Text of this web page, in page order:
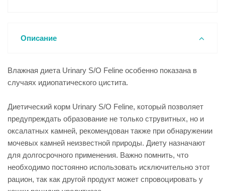
Описание
Влажная диета Urinary S/O Feline особенно показана в
случаях идиопатического цистита.
Диетический корм Urinary S/O Feline, который позволяет
предупреждать образование не только струвитных, но и
оксалатных камней, рекомендован также при обнаружении
мочевых камней неизвестной природы. Диету назначают
для долгосрочного применения. Важно помнить, что
необходимо постоянно использовать исключительно этот
рацион, так как другой продукт может спровоцировать у